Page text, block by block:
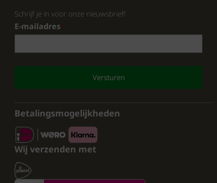
Schrijf je in voor onze nieuwsbrief!
E-mailadres *
CAPTCHA
Betalingsmogelijkheden
Wij verzenden met